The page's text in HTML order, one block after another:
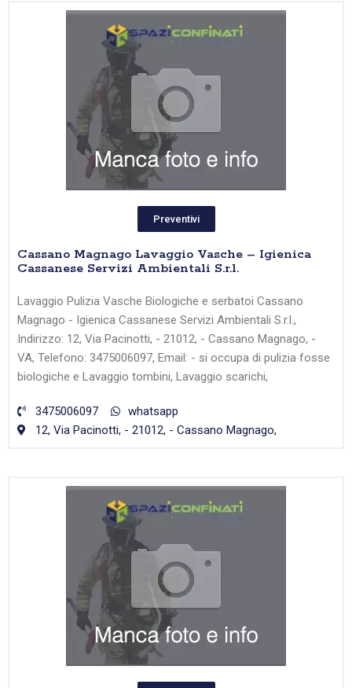
Preventivi
Cassano Magnago Lavaggio Vasche – Igienica
Cassanese Servizi Ambientali S.r.l.
Lavaggio Pulizia Vasche Biologiche e serbatoi Cassano
Magnago - Igienica Cassanese Servizi Ambientali S.r.l.,
Indirizzo: 12, Via Pacinotti, - 21012, - Cassano Magnago, -
VA, Telefono: 3475006097, Email: - si occupa di pulizia fosse
biologiche e Lavaggio tombini, Lavaggio scarichi,
3475006097
whatsapp
12, Via Pacinotti, - 21012, - Cassano Magnago,